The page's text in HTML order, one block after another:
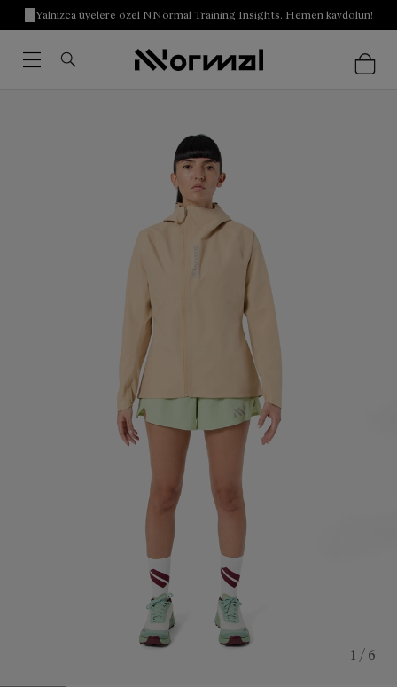
Yalnızca üyelere özel NNormal Training Insights. Hemen kaydolun!
1 / 6